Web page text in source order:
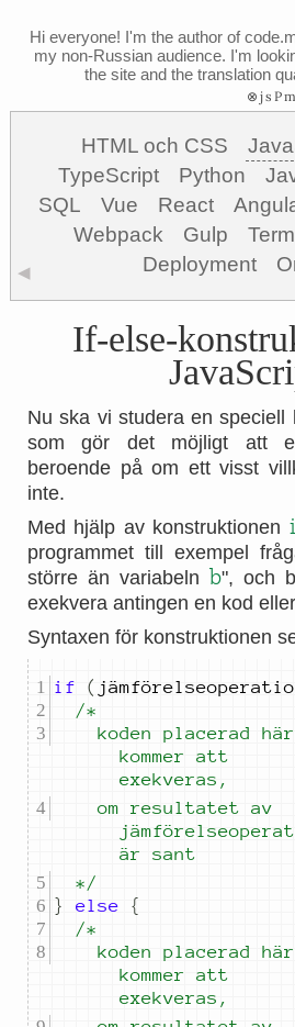
Hi everyone! I'm the author of
my non-Russian audience. I'm
the site and the translation
HTML och CSS
TypeScript
Python
SQL
Vue React
Webpack
Gulp
Deployment
◀
If-else-
Nu ska vi studera en speciell
som gör det möjligt att
beroende på om ett visst
inte.
Med hjälp av konstruktionen
programmet till exempel
större än variabeln b", och
exekvera antingen en kod
Syntaxen för konstruktionen
if ( jämfö
		koden placerad här
kommer att
exekveras,
		om resultatet av
är sant
	*/
}
else
{
		koden placerad här
kommer att
exekveras,